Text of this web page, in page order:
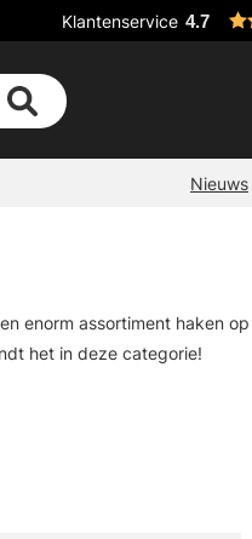
Klantenservice 4.7
Nieuws
enorm assortiment haken
het in deze categorie!